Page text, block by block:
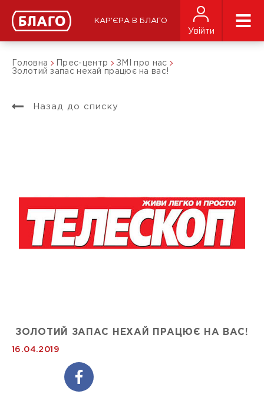
КАР'ЄРА В БЛАГО
Увійти
Головна Прес-центр
ЗМІ про нас
Золотий запас нехай працює на вас!
Назад до списку
ЗОЛОТИЙ ЗАПАС НЕХАЙ ПРАЦЮЄ НА ВАС!
16.04.2019